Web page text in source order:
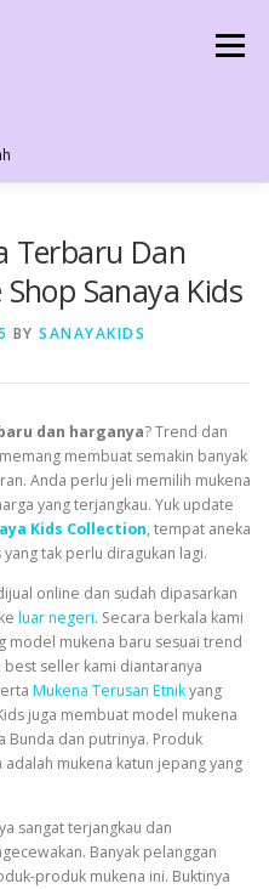
Menu
Terbaru Dan
Sanaya Kids
BY SANAYAKIDS
dan harganya? Trend dan
membuat semakin banyak
Anda perlu jeli memilih mukena
yang terjangkau. Yuk update
Kids Collection, tempat aneka
tak perlu diragukan lagi.
online dan sudah dipasarkan
luar negeri. Secara berkala kami
model mukena baru sesuai trend
seller kami diantaranya
Mukena Terusan Etnikyang
juga membuat model mukena
Bunda dan putrinya. Produk
mukena katun jepang yang
sangat terjangkau dan
Banyak pelanggan
produk mukena ini. Buktinya